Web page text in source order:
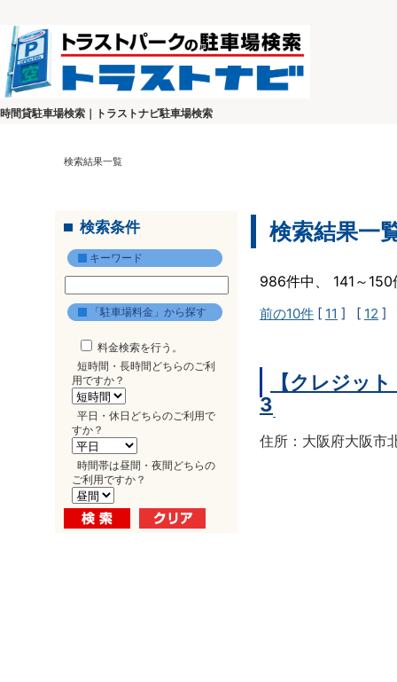
時間貸駐車場検索｜トラストナビ駐車場検索
検索結果一覧
検索条件
キーワード
「駐車場料金」から探す
料金検索を行う。
短時間・長時間どちらのご利
用ですか？
平日・休日どちらのご利用で
すか？
時間帯は昼間・夜間どちらの
ご利用ですか？
検索結果一
986件中、 141～
前の10件 [ 11 ] [ 12 ]
【クレジッ
3
住所：大阪府大阪市